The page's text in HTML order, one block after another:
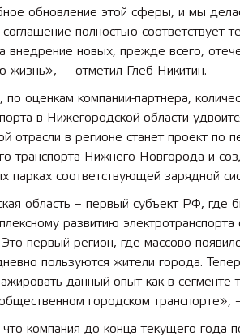
обновление этой сферы, и мы
соглашение полностью соответствует
внедрение новых, прежде всего,
жизнь», — отметил Глеб Никитин.
по оценкам компании-партнера,
в Нижегородской области
отрасли в регионе станет проект по
транспорта Нижнего Новгорода и
парках соответствующей зарядной
область – первый субъект РФ, где
развитию
первый регион, где массово
пользуются жители города.
данный опыт как в сегменте
городском транспорте»,
что компания до конца текущего года